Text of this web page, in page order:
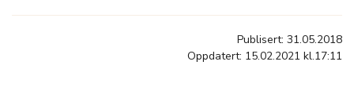
Publisert: 31.05.2018
Oppdatert: 15.02.2021 kl.17:11